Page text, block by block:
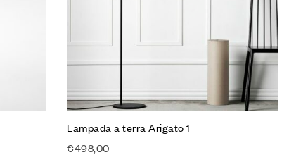
Lampada a terra Arigato 1
€498,00